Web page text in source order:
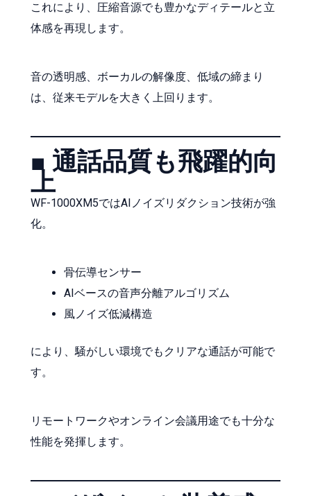
これにより、圧縮音源でも豊かなディテールと立
体感を再現します。
音の透明感、ボーカルの解像度、低域の締まり
は、従来モデルを大きく上回ります。
■ 通話品質も飛躍的向
上
WF-1000XM5ではAIノイズリダクション技術が強
化。
骨伝導センサー
AIベースの音声分離アルゴリズム
風ノイズ低減構造
により、騒がしい環境でもクリアな通話が可能で
す。
リモートワークやオンライン会議用途でも十分な
性能を発揮します。